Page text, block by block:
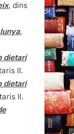
, dins
,
dietari
II.
dietari
II.